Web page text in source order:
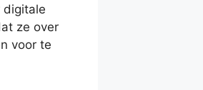
digitale
ze over
voor te